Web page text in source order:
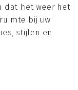
dat het weer het
bij uw
stijlen en